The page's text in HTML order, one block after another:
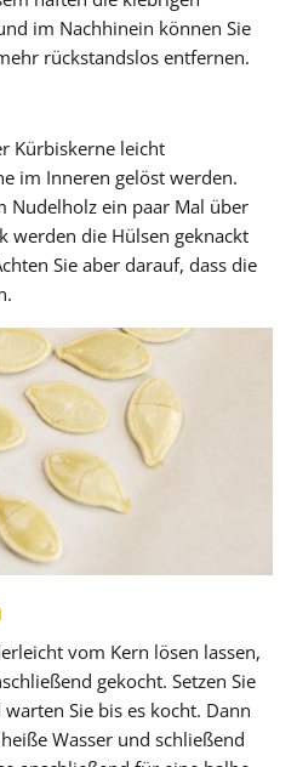
im Nachhinein können Sie
rückstandslos entfernen.
Kürbiskerne leicht
im Inneren gelöst werden.
Nudelholz ein paar Mal über
werden die Hülsen geknackt
Sie aber darauf, dass die
vom Kern lösen lassen,
gekocht. Setzen Sie
Sie bis es kocht. Dann
Wasser und schließend